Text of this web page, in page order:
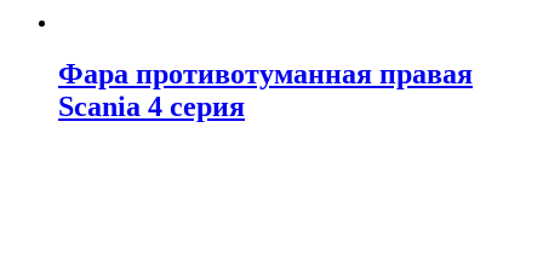
Фара противотуманная правая
Scania 4 серия